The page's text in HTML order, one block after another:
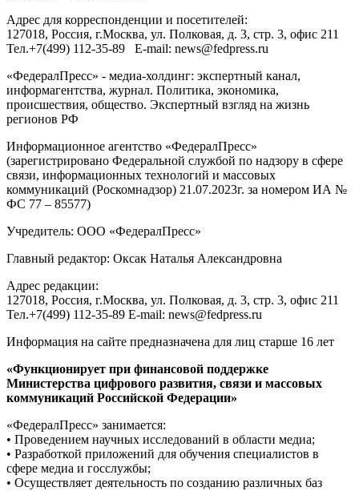
Адрес для корреспонденции и посетителей:
127018, Россия, г.Москва, ул. Полковая, д. 3, стр. 3, офис 211
Тел.+7(499) 112-35-89 E-mail: news@fedpress.ru
«ФедералПресс» - медиа-холдинг: экспертный канал,
информагентства, журнал. Политика, экономика,
происшествия, общество. Экспертный взгляд на жизнь
регионов РФ
Информационное агентство «ФедералПресс»
(зарегистрировано Федеральной службой по надзору в сфере
связи, информационных технологий и массовых
коммуникаций (Роскомнадзор) 21.07.2023г. за номером ИА №
ФС 77 – 85577)
Учредитель: ООО «ФедералПресс»
Главный редактор: Оксак Наталья Александровна
Адрес редакции:
127018, Россия, г.Москва, ул. Полковая, д. 3, стр. 3, офис 211
Тел.+7(499) 112-35-89 E-mail: news@fedpress.ru
Информация на сайте предназначена для лиц старше 16 лет
«Функционирует при финансовой поддержке
Министерства цифрового развития, связи и массовых
коммуникаций Российской Федерации»
«ФедералПресс» занимается:
• Проведением научных исследований в области медиа;
• Разработкой приложений для обучения специалистов в
сфере медиа и госслужбы;
• Осуществляет деятельность по созданию различных баз